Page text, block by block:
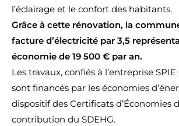
l’éclairage et le confort des habitants.
Grâce à cette rénovation, la
facture d’électricité par 3,5
économie de 19 500 € par an.
Les travaux, confiés à l’entreprise
sont financés par les économies
dispositif des Certificats d’Économies
contribution du SDEHG.